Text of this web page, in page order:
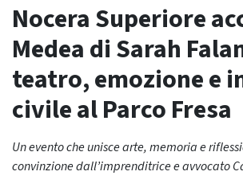
Nocera Superiore
Medea di Sarah
teatro, emozione e
civile al Parco Fresa
Un evento che unisce arte, memoria e
convinzione dall’imprenditrice e avvocato